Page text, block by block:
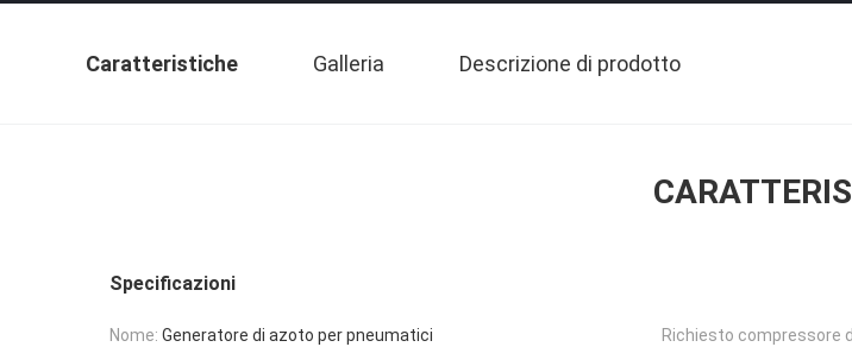
Caratteristiche Galleria Descrizione di prodotto
Specificazioni
Nome: Generatore di azoto per pneumatici Richiesto compressore